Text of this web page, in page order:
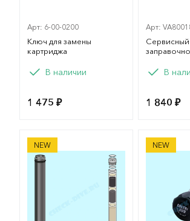
Арт: 6-00-0200
Ключ для замены
картриджа
В наличии
1 475 ₽
Арт:
В
1 840 ₽
NEW
Картридж активированныйNEW